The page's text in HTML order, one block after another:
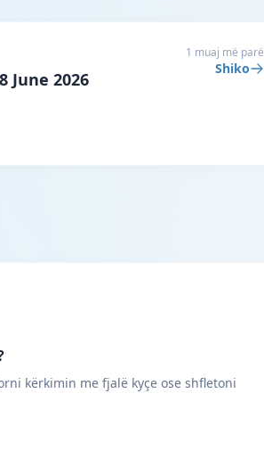
June 2026
1 muaj më parë
Shiko
kërkimin me fjalë kyçe ose shfletoni